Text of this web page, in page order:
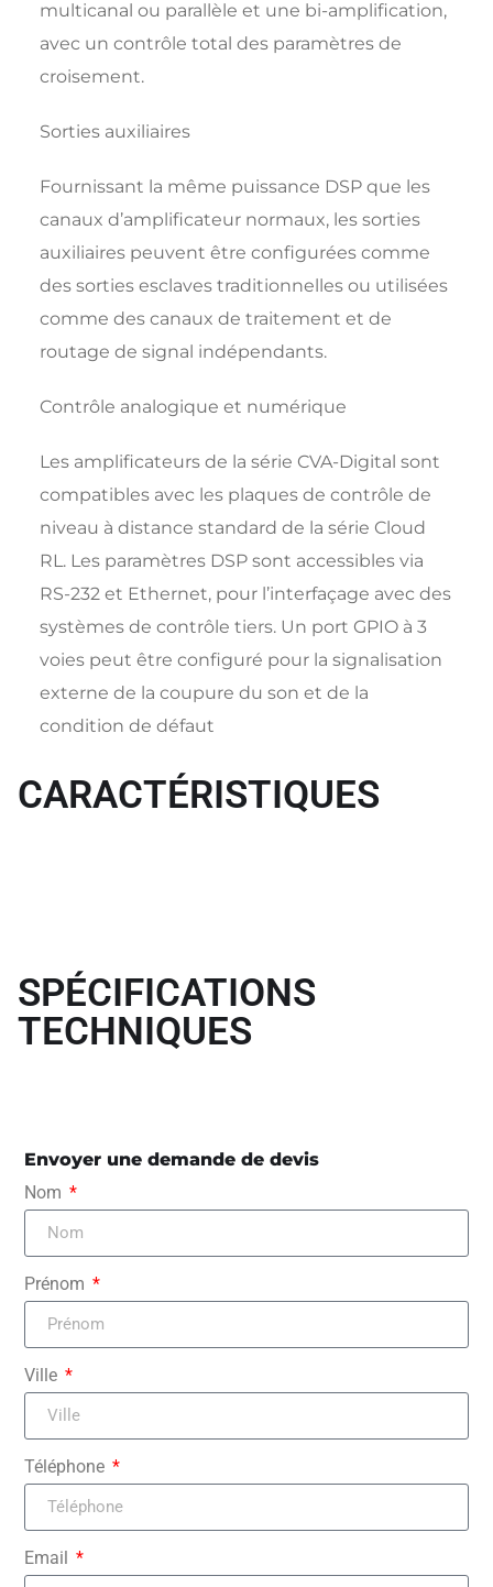
multicanal ou parallèle et une bi-amplification,
avec un contrôle total des paramètres de
croisement.
Sorties auxiliaires
Fournissant la même puissance DSP que les
canaux d’amplificateur normaux, les sorties
auxiliaires peuvent être configurées comme
des sorties esclaves traditionnelles ou utilisées
comme des canaux de traitement et de
routage de signal indépendants.
Contrôle analogique et numérique
Les amplificateurs de la série CVA-Digital sont
compatibles avec les plaques de contrôle de
niveau à distance standard de la série Cloud
RL. Les paramètres DSP sont accessibles via
RS-232 et Ethernet, pour l’interfaçage avec des
systèmes de contrôle tiers. Un port GPIO à 3
voies peut être configuré pour la signalisation
externe de la coupure du son et de la
condition de défaut
CARACTÉRISTIQUES
SPÉCIFICATIONS
TECHNIQUES
Envoyer une demande de devis
Nom
Prénom
Ville
Téléphone
Email